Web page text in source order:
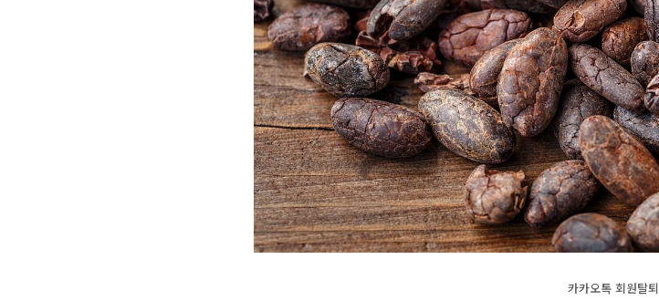
카카오톡 회원탈퇴